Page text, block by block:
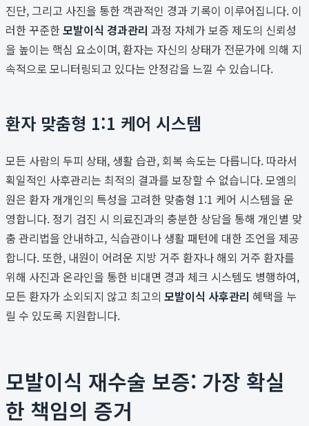
진단, 그리고 사진을 통한 객관적인 경과 기록이 이루어집니다. 이
러한 꾸준한 모발이식 경과관리 과정 자체가 보증 제도의 신뢰성
을 높이는 핵심 요소이며, 환자는 자신의 상태가 전문가에 의해 지
속적으로 모니터링되고 있다는 안정감을 느낄 수 있습니다.
환자 맞춤형 1:1 케어 시스템
모든 사람의 두피 상태, 생활 습관, 회복 속도는 다릅니다. 따라서
획일적인 사후관리는 최적의 결과를 보장할 수 없습니다. 모엠의
원은 환자 개개인의 특성을 고려한 맞춤형 1:1 케어 시스템을 운
영합니다. 정기 검진 시 의료진과의 충분한 상담을 통해 개인별 맞
춤 관리법을 안내하고, 식습관이나 생활 패턴에 대한 조언을 제공
합니다. 또한, 내원이 어려운 지방 거주 환자나 해외 거주 환자를
위해 사진과 온라인을 통한 비대면 경과 체크 시스템도 병행하여,
모든 환자가 소외되지 않고 최고의 모발이식 사후관리 혜택을 누
릴 수 있도록 지원합니다.
모발이식 재수술 보증: 가장 확실
한 책임의 증거